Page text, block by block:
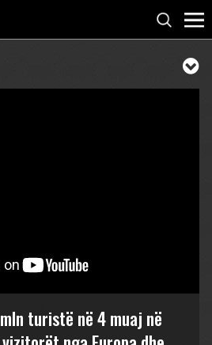
turistë në 4 muaj në